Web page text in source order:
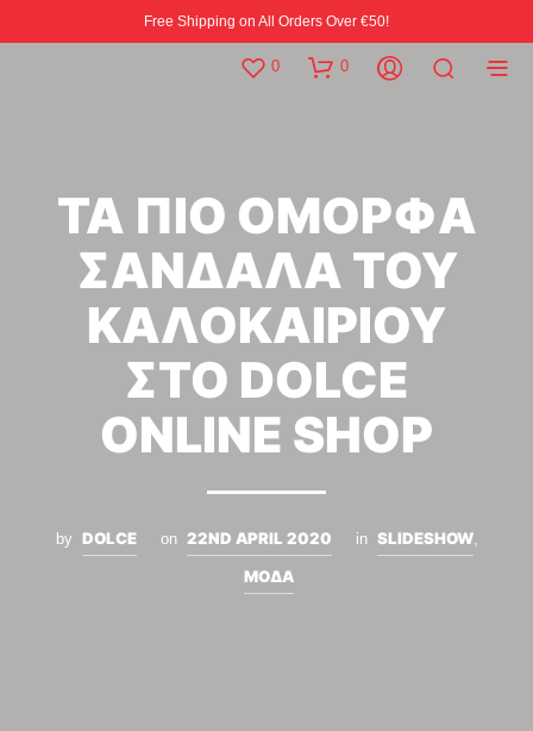
Free Shipping on All Orders Over €50!
0 0
ΤΑ ΠΙΟ ΟΜΟΡΦΑ
ΣΑΝΔΑΛΑ ΤΟΥ
ΚΑΛΟΚΑΙΡΙΟΥ
ΣΤΟ DOLCE
ONLINE SHOP
by DOLCE on 22ND APRIL 2020 in SLIDESHOW,
ΜΟΔΑ